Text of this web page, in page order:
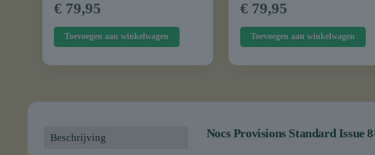
€ 79,95
Toevoegen aan winkelwagen
€ 79,95
Toevoegen aan winkelwagen
Beschrijving
Nocs Provisions Standard Issue